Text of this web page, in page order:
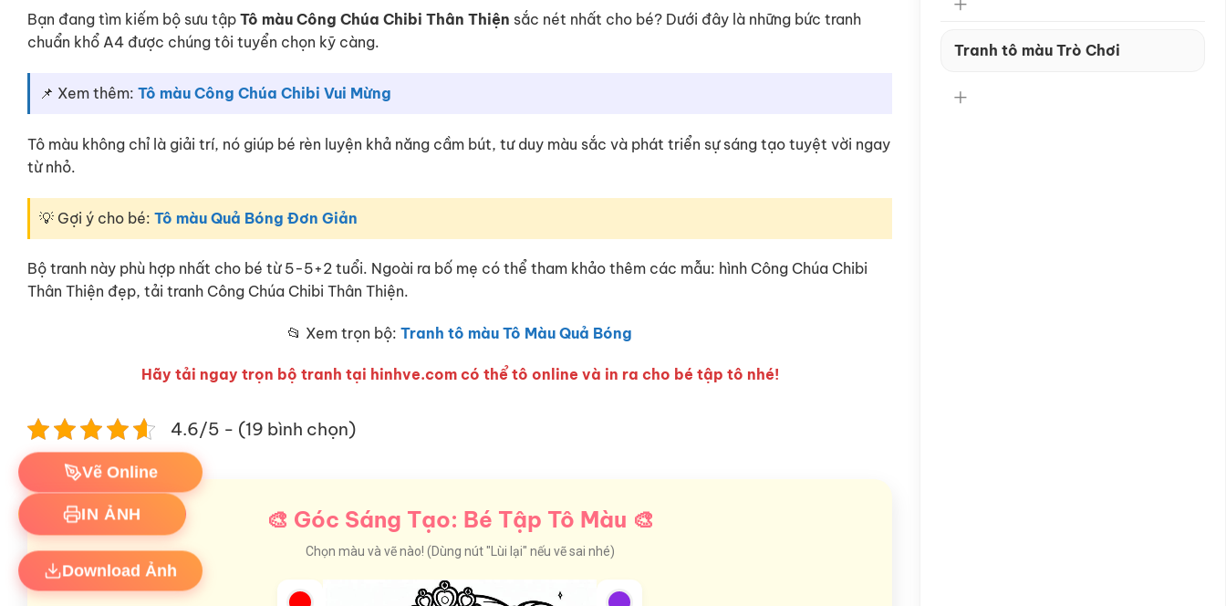
Bạn đang tìm kiếm bộ sưu tập Tô màu Công Chúa Chibi Thân Thiện sắc nét nhất cho bé? Dưới đây là những bức tranh
chuẩn khổ A4 được chúng tôi tuyển chọn kỹ càng.
📌 Xem thêm: Tô màu Công Chúa Chibi Vui Mừng
Tô màu không chỉ là giải trí, nó giúp bé rèn luyện khả năng cầm bút, tư duy màu sắc và phát triển sự sáng tạo tuyệt vời ngay
từ nhỏ.
💡 Gợi ý cho bé: Tô màu Quả Bóng Đơn Giản
Bộ tranh này phù hợp nhất cho bé từ 5-5+2 tuổi. Ngoài ra bố mẹ có thể tham khảo thêm các mẫu: hình Công Chúa Chibi
Thân Thiện đẹp, tải tranh Công Chúa Chibi Thân Thiện.
📂 Xem trọn bộ: Tranh tô màu Tô Màu Quả Bóng
Hãy tải ngay trọn bộ tranh tại hinhve.com có thể tô online và in ra cho bé tập tô nhé!
4.6/5 - (19 bình chọn)
🎨 Góc Sáng Tạo: Bé Tập Tô Màu 🎨
Chọn màu và vẽ nào! (Dùng nút "Lùi lại" nếu vẽ sai nhé)
Tranh tô màu Trò Chơi
Vẽ Online
IN ẢNH
Download Ảnh